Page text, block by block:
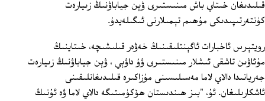
قىلىدىغان خىتاي باش مىنىستىرى ۋېن جياباۋنىڭ زىيارەت
كۈنتەرتىپىدىكى مۇھىم تېمىلارنى ئىگىلەيدۇ.
رويتېرس ئاخبارات ئاگېنتلىقىنىڭ خەۋەر قىلىشىچە، خىتاينىڭ
مۇئاۋىن تاشقى ئىشلار مىنىستىرى ۋۇ داۋېي ، ۋېن جياباۋنىڭ زىيارەت
جەريانىدا دالاي لاما مەسىلىسىنى مۇزاكىرە قىلىدىغانلىقىنى
ئاشكارىلىغان. ئۇ، "بىز ھىندىستان ھۆكۈمىتىگە دالاي لاما ۋە ئۇنىڭ